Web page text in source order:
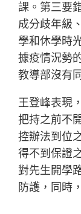
課。第三要
成分歧年級
學和休學時
據疫情況勢
教導部沒有
王登峰表現
把持之前不
控辦法到位
得不到保證
對先生開學
防護，同時